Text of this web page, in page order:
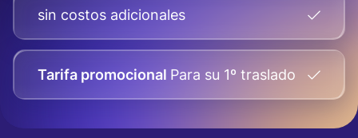
sin costos adicionales
Tarifa promocional Para su 1º traslado